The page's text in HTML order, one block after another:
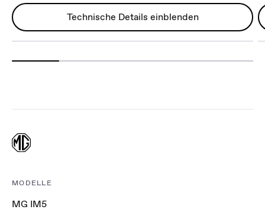
Technische Details einblenden
MODELLE
MG IM5